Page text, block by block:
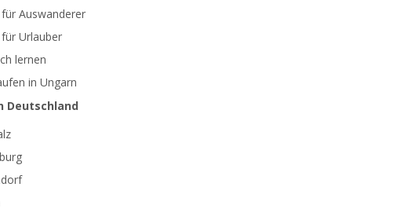
Auswanderer
Urlauber
lernen
in Ungarn
Deutschland